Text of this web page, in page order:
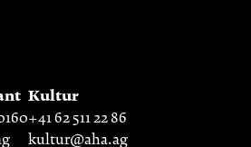
Kultur
+41 62 511 22 86
kultur@aha.ag